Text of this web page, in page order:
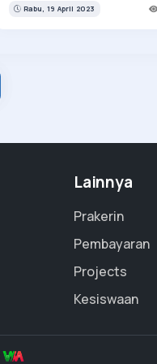
2023
Rabu, 19 April 2023
Lainnya
Prakerin
Pembayaran
Projects
Kesiswaan